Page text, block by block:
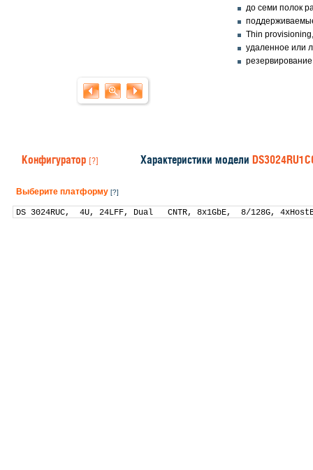
до семи полок
Thin
удаленное или
Конфигуратор [?] Характеристики модели
Выберите платформу [?]